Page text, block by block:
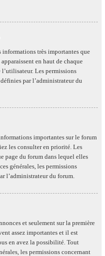
informations très importantes que
en haut de chaque
Les permissions
par l’administrateur du
importantes sur le forum
les consulter en priorité. Les
page du forum dans lequel elles
générales, les permissions
l’administrateur du forum.
et seulement sur la première
assez importantes et il est
en avez la possibilité. Tout
les permissions concernant